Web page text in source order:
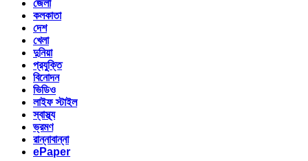
জেলা
কলকাতা
দেশ
খেলা
দুনিয়া
প্রযুক্তি
বিনোদন
ভিডিও
লাইফ স্টাইল
স্বাস্থ্য
ভ্রমণ
রান্নাবান্না
ePaper